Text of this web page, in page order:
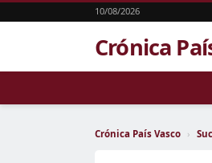
10/08/2026
Crónica
Crónica País Vasco ›